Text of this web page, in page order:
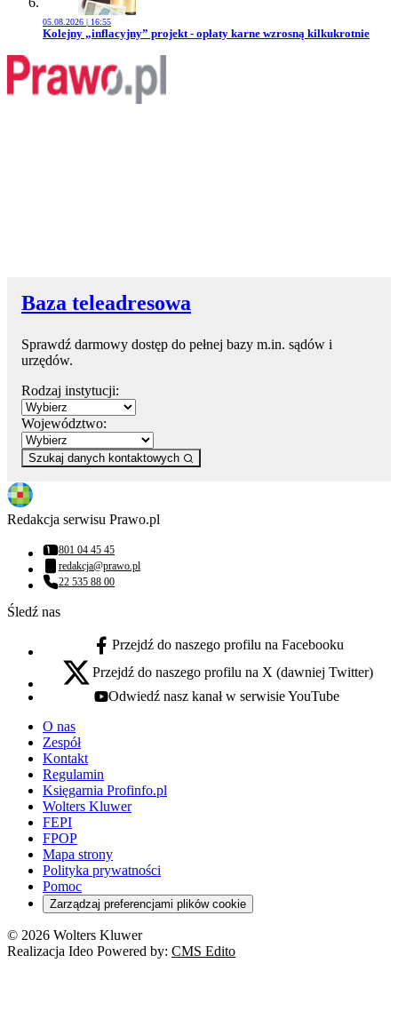
05.08.2026 | 16:55
Przejdź do artykułu:
Kolejny „inflacyjny” projekt - opłaty karne wzrosną kilkukrotnie
Baza teleadresowa
Sprawdź darmowy dostęp do pełnej bazy m.in. sądów i
urzędów.
Rodzaj instytucji:
Województwo:
Szukaj danych kontaktowych
Redakcja serwisu Prawo.pl
Numer telefonu:
801 04 45 45
Adres email:
redakcja@prawo.pl
Numer telefonu:
22 535 88 00
Śledź nas
facebook - otwiera się w nowej karcie
Przejdź do naszego profilu na Facebooku
x - otwiera się w nowej karcie
Przejdź do naszego profilu na X (dawniej Twitter)
youtube - otwiera się w nowej karcie
Odwiedź nasz kanał w serwisie YouTube
O nas
Zespół
Kontakt
Regulamin
Księgarnia Profinfo.pl
Wolters Kluwer
FEPI
FPOP
Mapa strony
Polityka prywatności
Pomoc
Zarządzaj preferencjami plików cookie
© 2026 Wolters Kluwer
Realizacja Ideo Powered by: CMS Edito